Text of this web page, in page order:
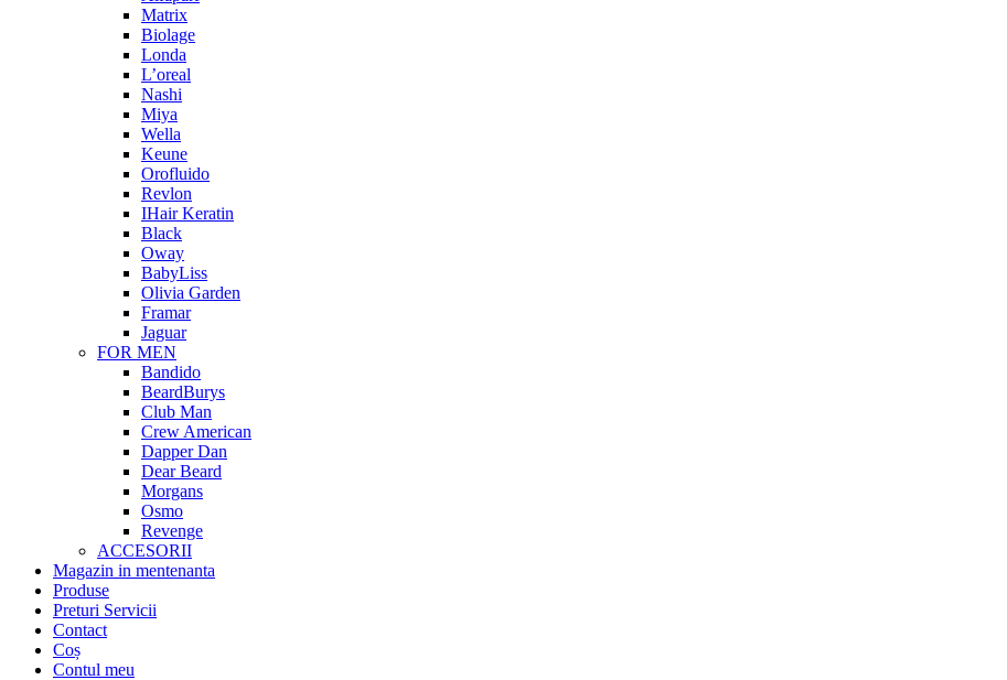
Matrix
Biolage
Londa
L’oreal
Nashi
Miya
Wella
Keune
Orofluido
Revlon
IHair Keratin
Black
Oway
BabyLiss
Olivia Garden
Framar
Jaguar
FOR MEN
Bandido
BeardBurys
Club Man
Crew American
Dapper Dan
Dear Beard
Morgans
Osmo
Revenge
ACCESORII
Magazin in mentenanta
Produse
Preturi Servicii
Contact
Coș
Contul meu